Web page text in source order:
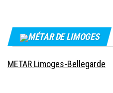
MÉTAR DE LIMOGES
METAR Limoges-Bellegarde